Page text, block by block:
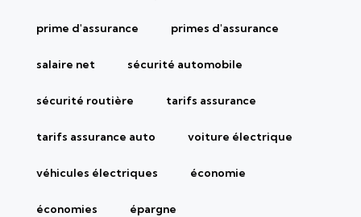
prime d'assurance primes d'assurance
salaire net sécurité automobile
sécurité routière tarifs assurance
tarifs assurance auto voiture électrique
véhicules électriques économie
économies épargne